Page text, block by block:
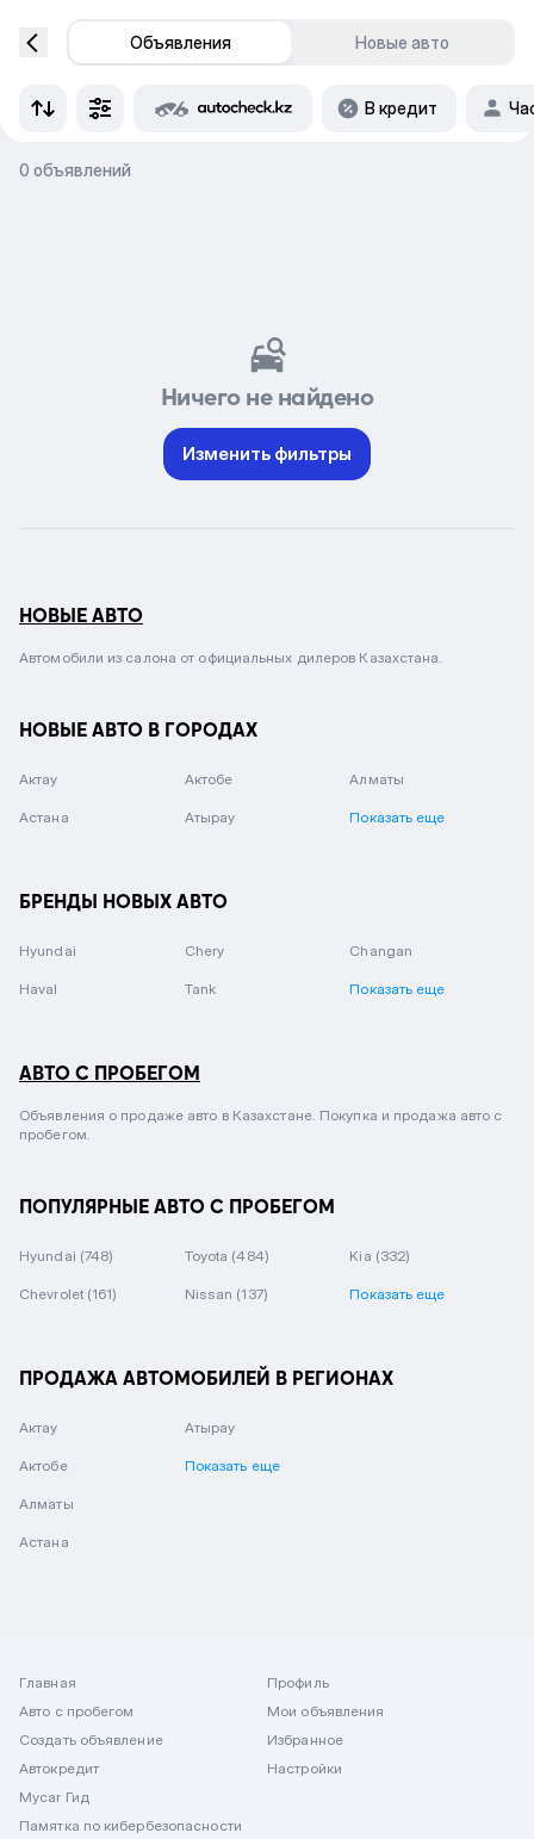
Объявления Новые авто
В кредит
0 объявлений
Ничего не найдено
Изменить фильтры
НОВЫЕ АВТО
Автомобили из салона от официальных дилеров Казахстана.
НОВЫЕ АВТО В ГОРОДАХ
Актау Актобе Алматы
Астана Атырау Показать еще
БРЕНДЫ НОВЫХ АВТО
Hyundai Chery Changan
Haval Tank Показать еще
АВТО С ПРОБЕГОМ
Объявления о продаже авто в Казахстане. Покупка и продажа авто с
пробегом.
ПОПУЛЯРНЫЕ АВТО С ПРОБЕГОМ
Hyundai (748) Toyota (484) Kia (332)
Chevrolet (161) Nissan (137) Показать еще
ПРОДАЖА АВТОМОБИЛЕЙ В РЕГИОНАХ
Актау
Актобе
Алматы
Астана
Атырау
Показать еще
Главная
Авто с пробегом
Создать объявление
Автокредит
Mycar Гид
Памятка по кибербезопасности
Профиль
Мои объявления
Избранное
Настройки